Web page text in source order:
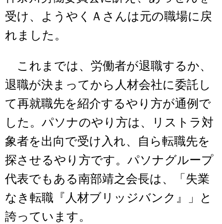
受け、ようやくＡさんは元の職場に戻
れました。
これまでは、労働者が退職するか、
退職が決まってから人材会社に委託し
て再就職先を紹介するやり方が通例で
した。パソナのやり方は、リストラ対
象者を出向で受け入れ、自ら転職先を
探させるやり方です。パソナグループ
代表でもある南部靖之会長は、「失業
なき転職『人材ブリッジバンク』」と
誇っています。